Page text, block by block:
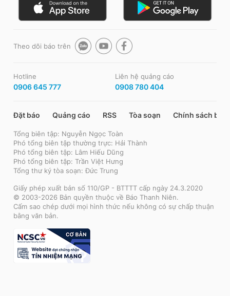
Theo dõi báo trên
Hotline
0906 645 777
Liên hệ quảng cáo
0908 780 404
Đặt báo Quảng cáo RSS Tòa soạn Chính sách bảo
Tổng biên tập: Nguyễn Ngọc Toàn
Phó tổng biên tập thường trực: Hải Thành
Phó tổng biên tập: Lâm Hiếu Dũng
Phó tổng biên tập: Trần Việt Hưng
Tổng thư ký tòa soạn: Đức Trung
Giấy phép xuất bản số 110/GP - BTTTT cấp ngày 24.3.2020
© 2003-2026 Bản quyền thuộc về Báo Thanh Niên.
Cấm sao chép dưới mọi hình thức nếu không có sự chấp thuận
bằng văn bản.